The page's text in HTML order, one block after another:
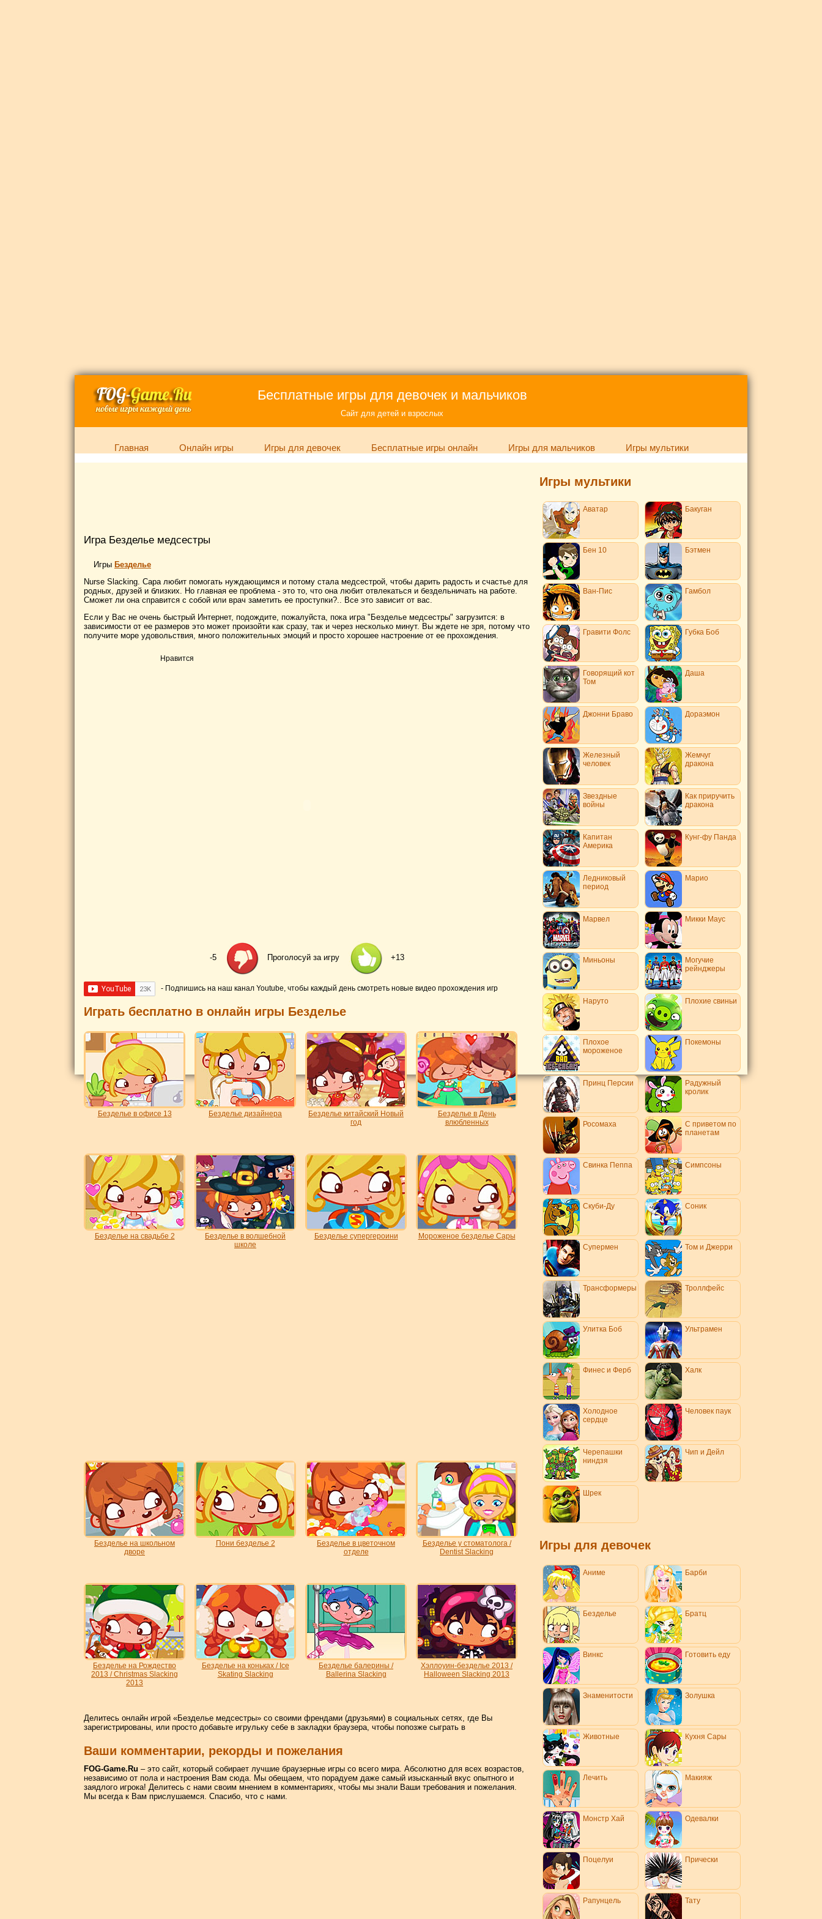
Бесплатные игры для девочек и мальчиков
Сайт для детей и взрослых
Главная Онлайн игры Игры для девочек Бесплатные игры онлайн Игры для мальчиков Игры мультики
Игра Безделье медсестры
Игры Безделье
Nurse Slacking. Сара любит помогать нуждающимся и потому стала медсестрой, чтобы дарить радость и счастье для
родных, друзей и близких. Но главная ее проблема - это то, что она любит отвлекаться и бездельничать на работе.
Сможет ли она справится с собой или врач заметить ее проступки?.. Все это зависит от вас.
Если у Вас не очень быстрый Интернет, подождите, пожалуйста, пока игра "Безделье медсестры" загрузится: в
зависимости от ее размеров это может произойти как сразу, так и через несколько минут. Вы ждете не зря, потому что
получите море удовольствия, много положительных эмоций и просто хорошее настроение от ее прохождения.
Нравится
-5 Проголосуй за игру +13
- Подпишись на наш канал Youtube, чтобы каждый день смотреть новые видео прохождения игр
Играть бесплатно в онлайн игры Безделье
Безделье в офисе 13 Безделье дизайнера
Безделье китайский Новый
год
Безделье в День
влюбленных
Безделье на свадьбе 2
Безделье в волшебной
школе
Безделье супергероини Мороженое безделье Сары
Безделье на школьном
дворе
Пони безделье 2
Безделье в цветочном
отделе
Безделье у стоматолога /
Dentist Slacking
Безделье на Рождество
2013 / Christmas Slacking
2013
Безделье на коньках / Ice
Skating Slacking
Безделье балерины /
Ballerina Slacking
Хэллоуин-безделье 2013 /
Halloween Slacking 2013
Делитесь онлайн игрой «Безделье медсестры» со своими френдами (друзьями) в социальных сетях, где Вы
зарегистрированы, или просто добавьте игрульку себе в закладки браузера, чтобы попозже сыграть в
Ваши комментарии, рекорды и пожелания
FOG-Game.Ru – это сайт, который собирает лучшие браузерные игры со всего мира. Абсолютно для всех возрастов,
независимо от пола и настроения Вам сюда. Мы обещаем, что порадуем даже самый изысканный вкус опытного и
заядлого игрока! Делитесь с нами своим мнением в комментариях, чтобы мы знали Ваши требования и пожелания.
Мы всегда к Вам прислушаемся. Спасибо, что с нами.
Игры мультики
Аватар Бакуган
Бен 10 Бэтмен
Ван-Пис Гамбол
Гравити Фолс Губка Боб
Говорящий кот
Том
Даша
Джонни Браво Дораэмон
Железный
человек
Жемчуг
дракона
Звездные
войны
Как приручить
дракона
Капитан
Америка
Кунг-фу Панда
Ледниковый
период
Марио
Марвел Микки Маус
Миньоны
Могучие
рейнджеры
Наруто Плохие свиньи
Плохое
мороженое
Покемоны
Принц Персии
Радужный
кролик
Росомаха
С приветом по
планетам
Свинка Пеппа Симпсоны
Скуби-Ду Соник
Супермен Том и Джерри
Трансформеры Троллфейс
Улитка Боб Ультрамен
Финес и Ферб Халк
Холодное
сердце
Человек паук
Черепашки
ниндзя
Чип и Дейл
Шрек
Игры для девочек
Аниме Барби
Безделье Братц
Винкс Готовить еду
Знаменитости Золушка
Животные Кухня Сары
Лечить Макияж
Монстр Хай Одевалки
Поцелуи Прически
Рапунцель Тату